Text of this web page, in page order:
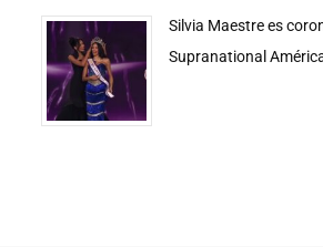
Silvia Maestre es
Supranational